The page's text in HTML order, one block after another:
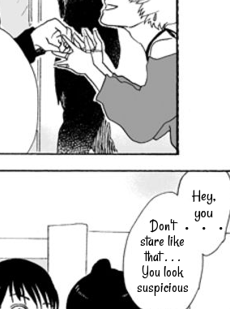
Don't
stare like
that . . .
You look
suspicious
Hey,
you
・・・